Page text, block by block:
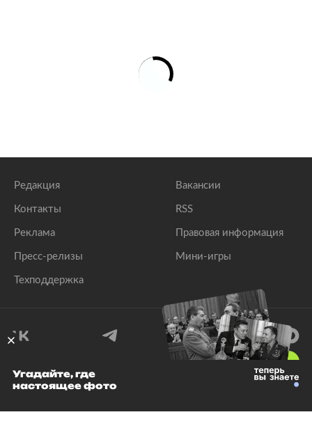
Редакция
Контакты
Реклама
Пресс-релизы
Техподдержка
Вакансии
RSS
Правовая информация
Мини-игры
© 1999–2026 Все права защищены.
Угадайте, где
настоящее фото